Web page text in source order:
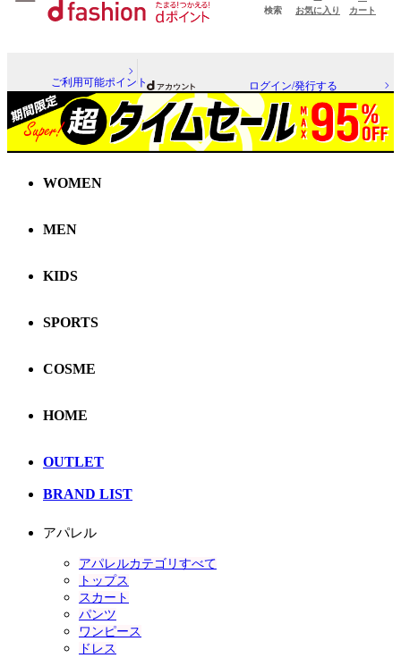
検索 お気に入り カート
ご利用可能ポイント ログイン/発行する
WOMEN
MEN
KIDS
SPORTS
COSME
HOME
OUTLET
BRAND LIST
アパレル
アパレルカテゴリすべて
トップス
スカート
パンツ
ワンピース
ドレス